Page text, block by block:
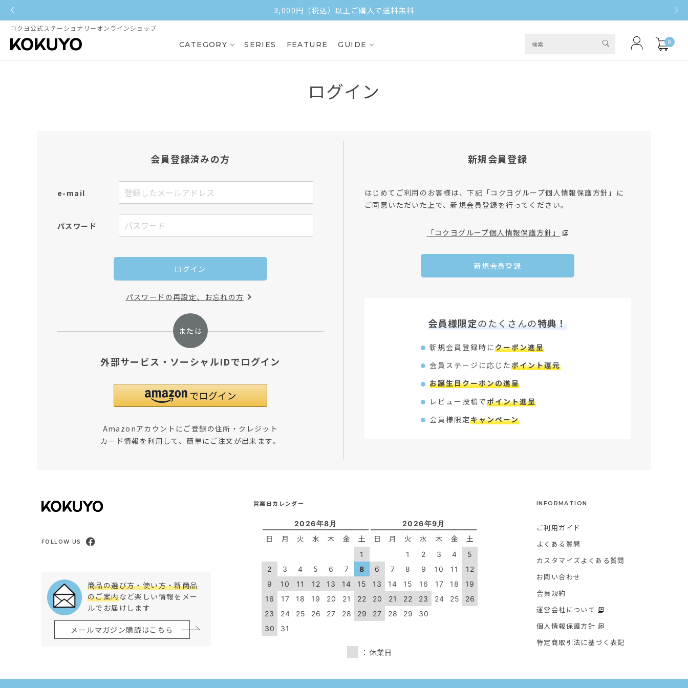
3,000円（税込）以上ご購入で送料無料
コクヨ公式ステーショナリーオンラインショップ
CATEGORY SERIES FEATURE GUIDE 0
ログイン
会員登録済みの方
e-mail
パスワード
ログイン
パスワードの再設定、お忘れの方
外部サービス・ソーシャルIDでログイン
Amazonアカウントにご登録の住所・クレジット
カード情報を利用して、簡単にご注文が出来ます。
新規会員登録
はじめてご利用のお客様は、下記「コクヨグループ個人情報保護方針」に
ご同意いただいた上で、新規会員登録を行ってください。
「コクヨグループ個人情報保護方針」
新規会員登録
会員様限定のたくさんの特典！
新規会員登録時にクーポン進呈
会員ステージに応じたポイント還元
お誕生日クーポンの進呈
レビュー投稿でポイント進呈
会員様限定キャンペーン
FOLLOW US
商品の選び方・使い方・新商品
のご案内など楽しい情報をメー
ルでお届けします
メールマガジン購読はこちら
営業日カレンダー
2026年8月
日 月 火 水 木 金 土
1
2
3 4 5 6 7
8
9
10 11 12 13 14
15
16
17 18 19 20 21
22
23
24 25 26 27 28
29
30
31
2026年9月
日 月 火 水 木 金 土
1 2 3 4
5
6
7 8 9 10 11
12
13
14 15 16 17 18
19
20
21 22 23 24 25
26
27
28 29 30
：休業日
INFORMATION
ご利用ガイド
よくある質問
カスタマイズよくある質問
お問い合わせ
会員規約
運営会社について
個人情報保護方針
特定商取引法に基づく表記